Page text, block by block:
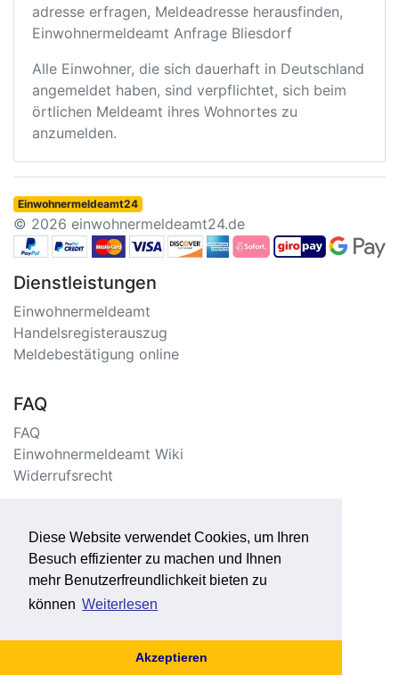
Diese Website verwendet Cookies, um Ihren
Besuch effizienter zu machen und Ihnen
mehr Benutzerfreundlichkeit bieten zu
können Weiterlesen
Akzeptieren
adresse erfragen, Meldeadresse herausfinden,
Einwohnermeldeamt Anfrage Bliesdorf
Alle Einwohner, die sich dauerhaft in Deutschland
angemeldet haben, sind verpflichtet, sich beim
örtlichen Meldeamt ihres Wohnortes zu
anzumelden.
Einwohnermeldeamt24
© 2026 einwohnermeldeamt24.de
Dienstleistungen
Einwohnermeldeamt
Handelsregisterauszug
Meldebestätigung online
FAQ
FAQ
Einwohnermeldeamt Wiki
Widerrufsrecht
Impressum/Kontakt
Datenschutzerklärung
Seitenverzeichnis